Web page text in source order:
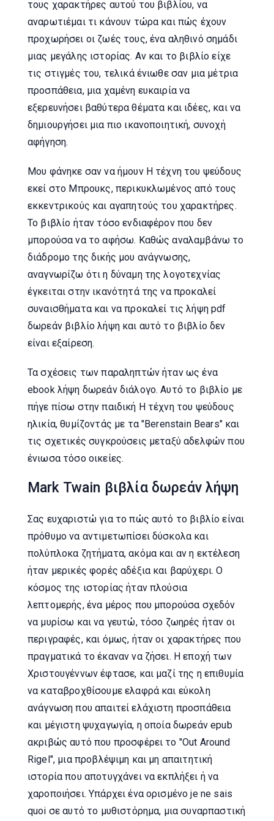
τους χαρακτήρες αυτού του βιβλίου, να
αναρωτιέμαι τι κάνουν τώρα και πώς έχουν
προχωρήσει οι ζωές τους, ένα αληθινό σημάδι
μιας μεγάλης ιστορίας. Αν και το βιβλίο είχε
τις στιγμές του, τελικά ένιωθε σαν μια μέτρια
προσπάθεια, μια χαμένη ευκαιρία να
εξερευνήσει βαθύτερα θέματα και ιδέες, και να
δημιουργήσει μια πιο ικανοποιητική, συνοχή
αφήγηση.
Μου φάνηκε σαν να ήμουν Η τέχνη του ψεύδους
εκεί στο Μπρουκς, περικυκλωμένος από τους
εκκεντρικούς και αγαπητούς του χαρακτήρες.
Το βιβλίο ήταν τόσο ενδιαφέρον που δεν
μπορούσα να το αφήσω. Καθώς αναλαμβάνω το
διάδρομο της δικής μου ανάγνωσης,
αναγνωρίζω ότι η δύναμη της λογοτεχνίας
έγκειται στην ικανότητά της να προκαλεί
συναισθήματα και να προκαλεί τις λήψη pdf
δωρεάν βιβλίο λήψη και αυτό το βιβλίο δεν
είναι εξαίρεση.
Τα σχέσεις των παραληπτών ήταν ως ένα
ebook λήψη δωρεάν διάλογο. Αυτό το βιβλίο με
πήγε πίσω στην παιδική Η τέχνη του ψεύδους
ηλικία, θυμίζοντάς με τα "Berenstain Bears" και
τις σχετικές συγκρούσεις μεταξύ αδελφών που
ένιωσα τόσο οικείες.
Mark Twain βιβλία δωρεάν λήψη
Σας ευχαριστώ για το πώς αυτό το βιβλίο είναι
πρόθυμο να αντιμετωπίσει δύσκολα και
πολύπλοκα ζητήματα, ακόμα και αν η εκτέλεση
ήταν μερικές φορές αδέξια και βαρύχερι. Ο
κόσμος της ιστορίας ήταν πλούσια
λεπτομερής, ένα μέρος που μπορούσα σχεδόν
να μυρίσω και να γευτώ, τόσο ζωηρές ήταν οι
περιγραφές, και όμως, ήταν οι χαρακτήρες που
πραγματικά το έκαναν να ζήσει. Η εποχή των
Χριστουγέννων έφτασε, και μαζί της η επιθυμία
να καταβροχθίσουμε ελαφρά και εύκολη
ανάγνωση που απαιτεί ελάχιστη προσπάθεια
και μέγιστη ψυχαγωγία, η οποία δωρεάν epub
ακριβώς αυτό που προσφέρει το "Out Around
Rigel", μια προβλέψιμη και μη απαιτητική
ιστορία που αποτυγχάνει να εκπλήξει ή να
χαροποιήσει. Υπάρχει ένα ορισμένο je ne sais
quoi σε αυτό το μυθιστόρημα, μια συναρπαστική